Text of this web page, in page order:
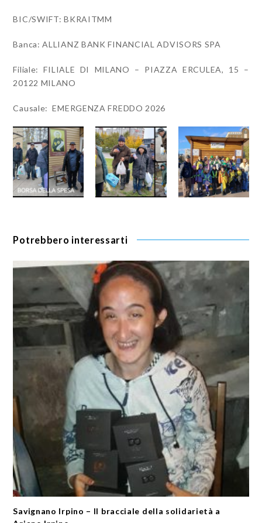
BIC/SWIFT: BKRAITMM
Banca: ALLIANZ BANK FINANCIAL ADVISORS SPA
Filiale: FILIALE DI MILANO – PIAZZA ERCULEA, 15 –
20122 MILANO
Causale: EMERGENZA FREDDO 2026
Potrebbero interessarti
Savignano Irpino – Il bracciale della solidarietà a